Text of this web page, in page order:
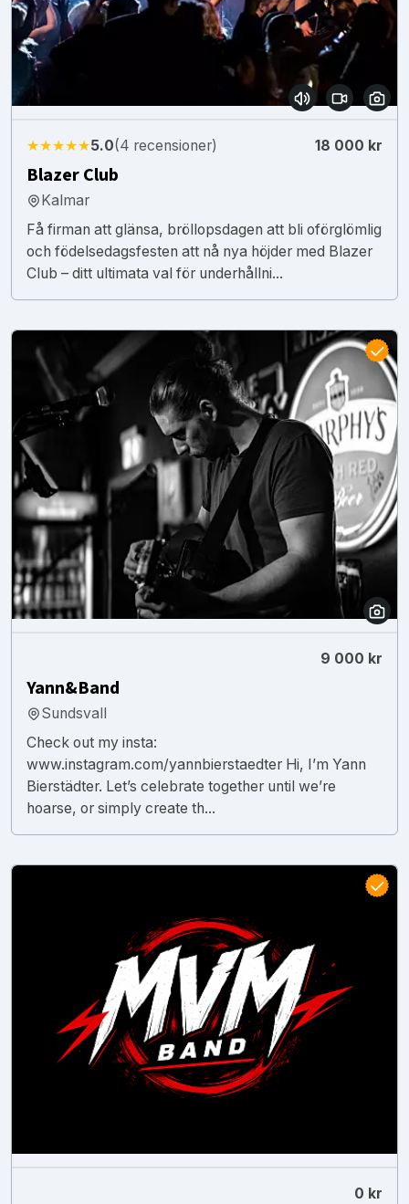
★★★★★5.0(4 recensioner) 18 000 kr
Blazer Club
Kalmar
Få firman att glänsa, bröllopsdagen att bli oförglömlig
och födelsedagsfesten att nå nya höjder med Blazer
Club – ditt ultimata val för underhållni...
9 000 kr
Yann&Band
Sundsvall
Check out my insta:
www.instagram.com/yannbierstaedter Hi, I’m Yann
Bierstädter. Let’s celebrate together until we’re
hoarse, or simply create th...
0 kr